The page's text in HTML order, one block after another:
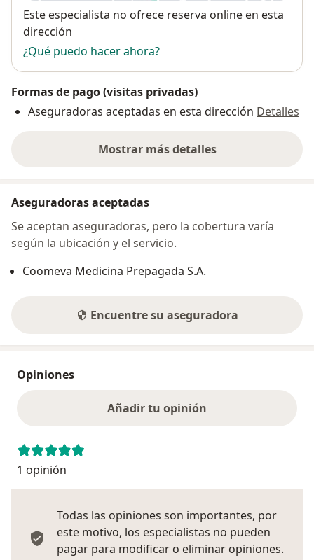
Disponibilidad
Este especialista no ofrece reserva online en esta
dirección
¿Qué puedo hacer ahora?
Formas de pago (visitas privadas)
Aseguradoras aceptadas en esta dirección Detalles
Mostrar más detalles
sobre la dirección
Aseguradoras aceptadas
Se aceptan aseguradoras, pero la cobertura varía
según la ubicación y el servicio.
Coomeva Medicina Prepagada S.A.
Encuentre su aseguradora
Opiniones
Añadir tu opinión
1 opinión
Todas las opiniones son importantes, por
este motivo, los especialistas no pueden
pagar para modificar o eliminar opiniones.